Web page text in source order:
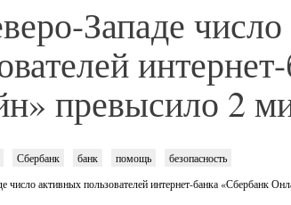
Западе
превысило 2
Сбербанк банк помощь
безопасность